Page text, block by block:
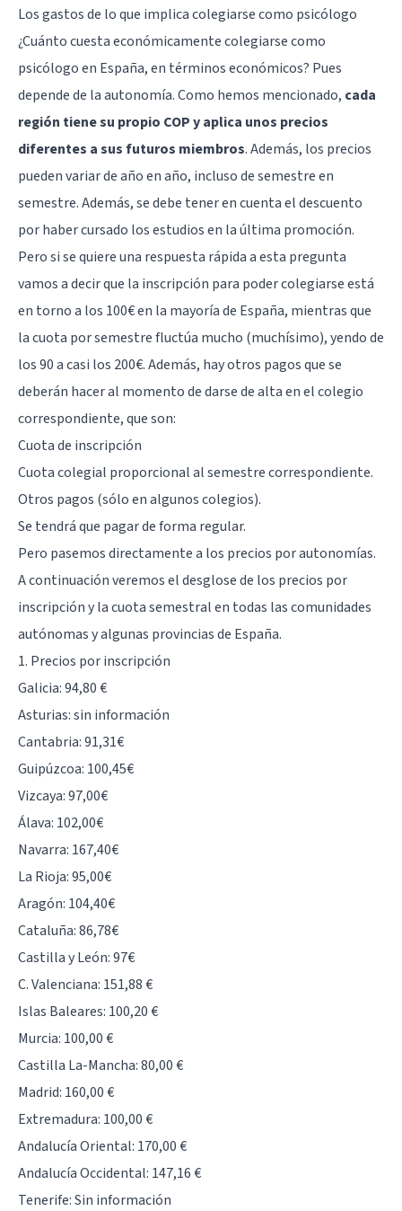
Los gastos de lo que implica colegiarse como psicólogo
¿Cuánto cuesta económicamente colegiarse como
psicólogo en España, en términos económicos? Pues
depende de la autonomía. Como hemos mencionado, cada
región tiene su propio COP y aplica unos precios
diferentes a sus futuros miembros. Además, los precios
pueden variar de año en año, incluso de semestre en
semestre. Además, se debe tener en cuenta el descuento
por haber cursado los estudios en la última promoción.
Pero si se quiere una respuesta rápida a esta pregunta
vamos a decir que la inscripción para poder colegiarse está
en torno a los 100€ en la mayoría de España, mientras que
la cuota por semestre fluctúa mucho (muchísimo), yendo de
los 90 a casi los 200€. Además, hay otros pagos que se
deberán hacer al momento de darse de alta en el colegio
correspondiente, que son:
Cuota de inscripción
Cuota colegial proporcional al semestre correspondiente.
Otros pagos (sólo en algunos colegios).
Se tendrá que pagar de forma regular.
Pero pasemos directamente a los precios por autonomías.
A continuación veremos el desglose de los precios por
inscripción y la cuota semestral en todas las comunidades
autónomas y algunas provincias de España.
1. Precios por inscripción
Galicia: 94,80 €
Asturias: sin información
Cantabria: 91,31€
Guipúzcoa: 100,45€
Vizcaya: 97,00€
Álava: 102,00€
Navarra: 167,40€
La Rioja: 95,00€
Aragón: 104,40€
Cataluña: 86,78€
Castilla y León: 97€
C. Valenciana: 151,88 €
Islas Baleares: 100,20 €
Murcia: 100,00 €
Castilla La-Mancha: 80,00 €
Madrid: 160,00 €
Extremadura: 100,00 €
Andalucía Oriental: 170,00 €
Andalucía Occidental: 147,16 €
Tenerife: Sin información